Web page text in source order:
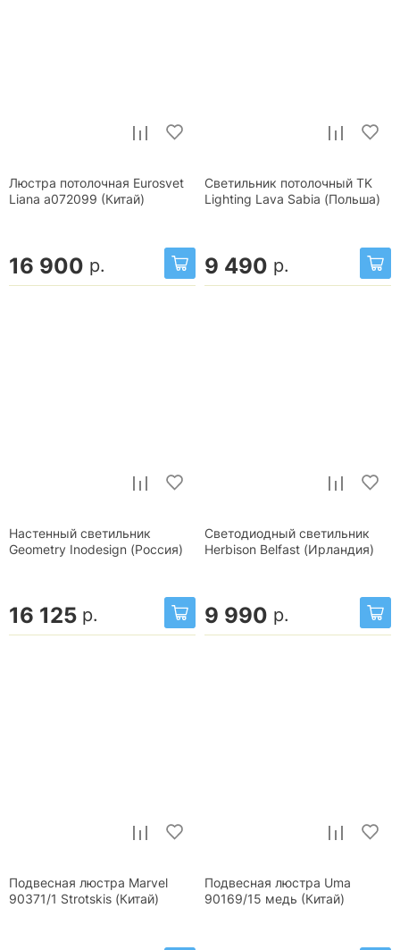
Люстра потолочная Eurosvet
Liana a072099 (Китай)
16 900 р.
Светильник потолочный TK
Lighting Lava Sabia (Польша)
9 490 р.
Настенный светильник
Geometry Inodesign (Россия)
16 125 р.
Светодиодный светильник
Herbison Belfast (Ирландия)
9 990 р.
Подвесная люстра Marvel
90371/1 Strotskis (Китай)
Подвесная люстра Uma
90169/15 медь (Китай)